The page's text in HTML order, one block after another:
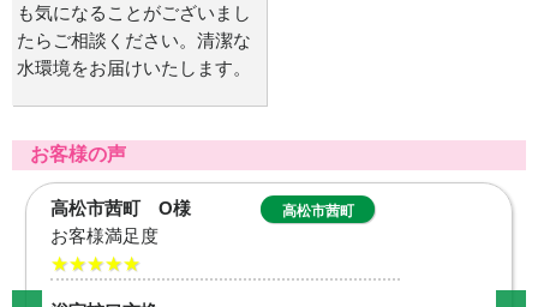
も気になることがございまし
たらご相談ください。清潔な
水環境をお届けいたします。
お客様の声
観音寺市吉岡
町 K様
観音寺市吉岡町
お客様満足度